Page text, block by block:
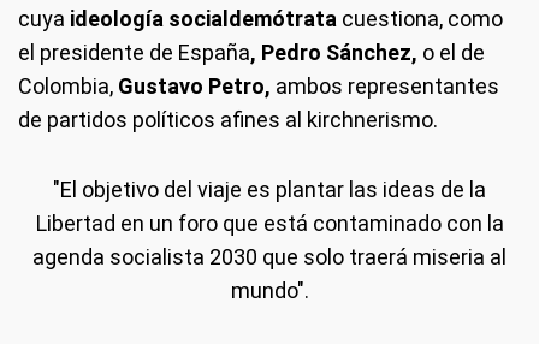
cuya ideología socialdemótrata cuestiona, como
el presidente de España, Pedro Sánchez, o el de
Colombia, Gustavo Petro, ambos representantes
de partidos políticos afines al kirchnerismo.
"El objetivo del viaje es plantar las ideas de la
Libertad en un foro que está contaminado con la
agenda socialista 2030 que solo traerá miseria al
mundo".